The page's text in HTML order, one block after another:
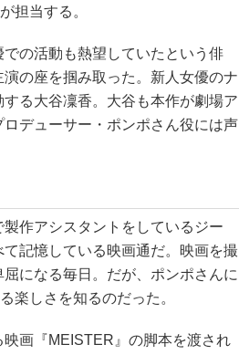
担当する。
の活動も熱望していたという俳
の座を掴み取った。新人女優のナ
る大谷凜香。大谷も本作が劇場ア
デューサー・ポンポさん役には声
作アシスタントをしているジー
記憶している映画通だ。映画を撮
になる毎日。だが、ポンポさんに
楽しさを知るのだった。
画『MEISTER』の脚本を渡され